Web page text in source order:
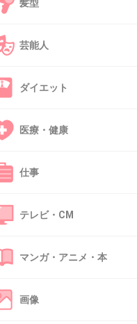
要求をする友達な
がら不参加でよろ
。
を。
縁きりたくなるな
髪型
芸能人
ダイエット
医療・健康
仕事
テレビ・CM
マンガ・アニメ・本
画像